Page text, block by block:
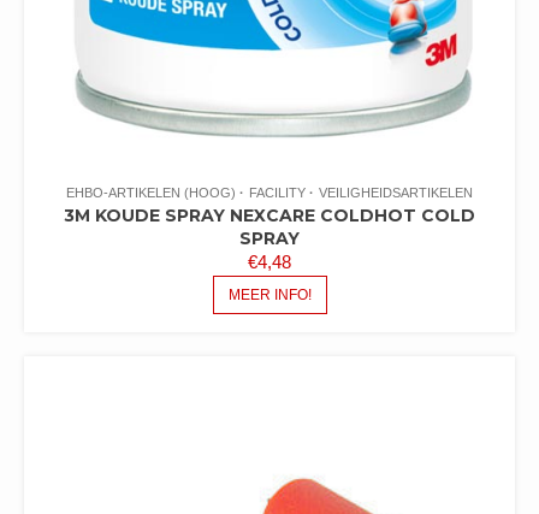
EHBO-ARTIKELEN (HOOG) FACILITY VEILIGHEIDSARTIKELEN
3M KOUDE SPRAY NEXCARE COLDHOT COLD
SPRAY
€4,48
MEER INFO!